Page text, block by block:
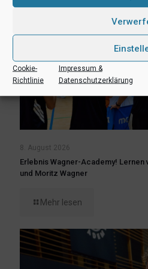
Cookie-
Richtlinie
Impressum &
Datenschutzerklärung
8. August 2026
Erlebnis Wagner-Academy! Lernen
und Moritz Wagner
Mehr lesen